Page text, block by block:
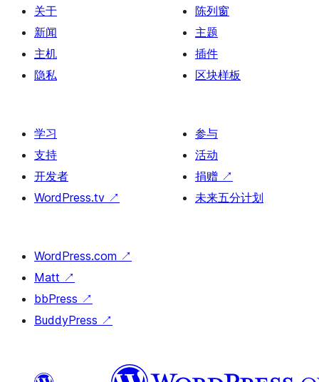
关于
新闻
主机
隐私
陈列窗
主题
插件
区块样板
学习
支持
开发者
WordPress.tv ↗
参与
活动
捐赠 ↗
未来五分计划
WordPress.com ↗
Matt ↗
bbPress ↗
BuddyPress ↗